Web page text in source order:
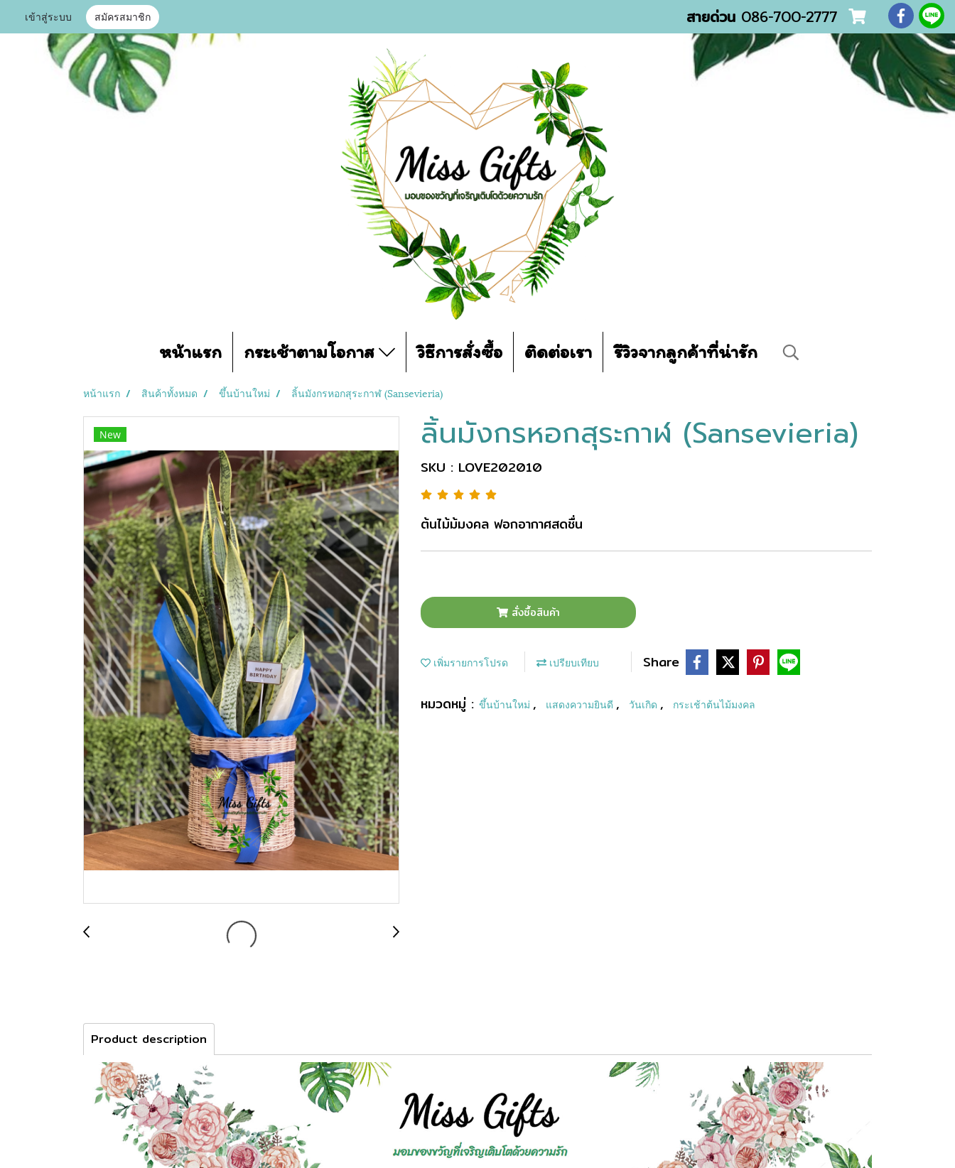
เข้าสู่ระบบ สมัครสมาชิก สายด่วน 086-700-2777
หน้าแรก กระเช้าตามโอกาส วิธีการสั่งซื้อ ติดต่อเรา รีวิวจากลูกค้าที่น่ารัก
หน้าแรก สินค้าทั้งหมด ขึ้นบ้านใหม่ ลิ้นมังกรหอกสุระกาฬ (Sansevieria)
New ลิ้นมังกรหอกสุระกาฬ (Sansevieria)
SKU : LOVE202010
ต้นไม้ม้มงคล ฟอกอากาศสดชื่น
สั่งซื้อสินค้า
เพิ่มรายการโปรด เปรียบเทียบ Share
หมวดหมู่ : ขึ้นบ้านใหม่ , แสดงความยินดี , วันเกิด , กระเช้าต้นไม้มงคล
Product description